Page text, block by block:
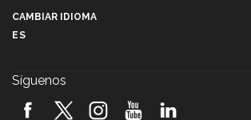
2026! (video)
CAMBIAR IDIOMA
ES
Síguenos